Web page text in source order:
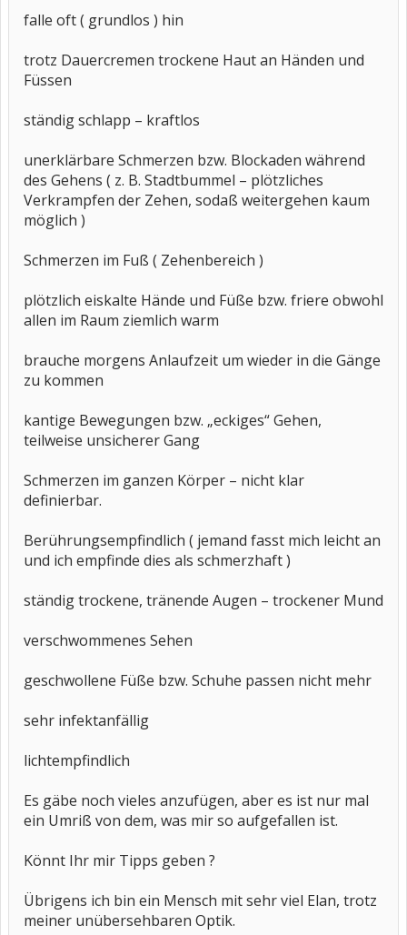
falle oft ( grundlos ) hin
trotz Dauercremen trockene Haut an Händen und
Füssen
ständig schlapp – kraftlos
unerklärbare Schmerzen bzw. Blockaden während
des Gehens ( z. B. Stadtbummel – plötzliches
Verkrampfen der Zehen, sodaß weitergehen kaum
möglich )
Schmerzen im Fuß ( Zehenbereich )
plötzlich eiskalte Hände und Füße bzw. friere obwohl
allen im Raum ziemlich warm
brauche morgens Anlaufzeit um wieder in die Gänge
zu kommen
kantige Bewegungen bzw. „eckiges“ Gehen,
teilweise unsicherer Gang
Schmerzen im ganzen Körper – nicht klar
definierbar.
Berührungsempfindlich ( jemand fasst mich leicht an
und ich empfinde dies als schmerzhaft )
ständig trockene, tränende Augen – trockener Mund
verschwommenes Sehen
geschwollene Füße bzw. Schuhe passen nicht mehr
sehr infektanfällig
lichtempfindlich
Es gäbe noch vieles anzufügen, aber es ist nur mal
ein Umriß von dem, was mir so aufgefallen ist.
Könnt Ihr mir Tipps geben ?
Übrigens ich bin ein Mensch mit sehr viel Elan, trotz
meiner unübersehbaren Optik.